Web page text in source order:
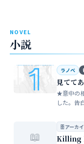
NOVEL
小説
ラノベ
見てて
★意中の
した。告
る常識。
📖
🗄 アーカ
Killing